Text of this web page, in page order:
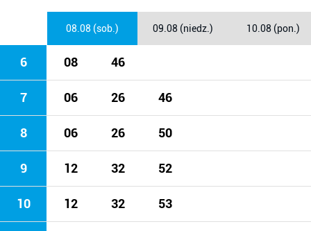
08.08 (sob.) 09.08 (niedz.) 10.08 (pon.)
6 08 46
7 06 26 46
8 06 26 50
9 12 32 52
10 12 32 53